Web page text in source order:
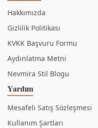
Hakkımızda
Gizlilik Politikası
KVKK Başvuru Formu
Aydınlatma Metni
Nevmira Stil Blogu
Yardım
Mesafeli Satış Sözleşmesi
Kullanım Şartları